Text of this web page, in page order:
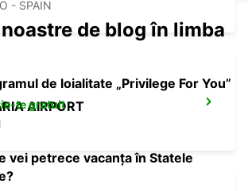
- SPAIN
AIRPORT
de blog în limba
de loialitate „Privilege For You”
te gratuit
vei petrece vacanța în Statele